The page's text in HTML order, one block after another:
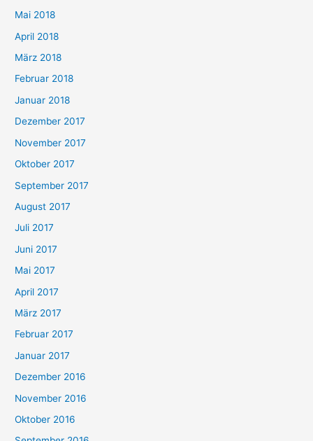
Mai 2018
April 2018
März 2018
Februar 2018
Januar 2018
Dezember 2017
November 2017
Oktober 2017
September 2017
August 2017
Juli 2017
Juni 2017
Mai 2017
April 2017
März 2017
Februar 2017
Januar 2017
Dezember 2016
November 2016
Oktober 2016